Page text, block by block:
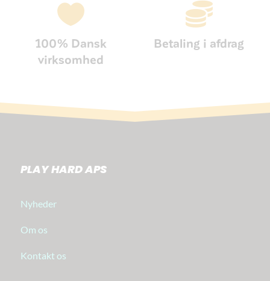

100% Dansk
virksomhed

Betaling i afdrag
PLAY HARD APS
Nyheder
Om os
Kontakt os